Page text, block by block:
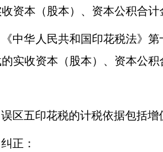
资本（股本）、资本公积合计
《中华人民共和国印花税法》
实收资本（股本）、资本公
误区五印花税的计税依据包括增
纠正：